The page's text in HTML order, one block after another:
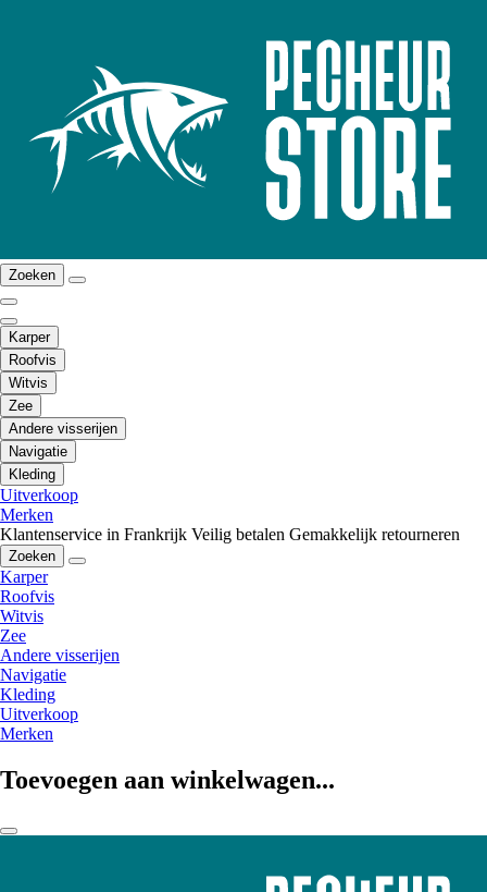
Zoeken
Karper
Roofvis
Witvis
Zee
Andere visserijen
Navigatie
Kleding
Uitverkoop
Merken
Klantenservice in Frankrijk Veilig betalen Gemakkelijk retourneren
Zoeken
Karper
Roofvis
Witvis
Zee
Andere visserijen
Navigatie
Kleding
Uitverkoop
Merken
Toevoegen aan winkelwagen...